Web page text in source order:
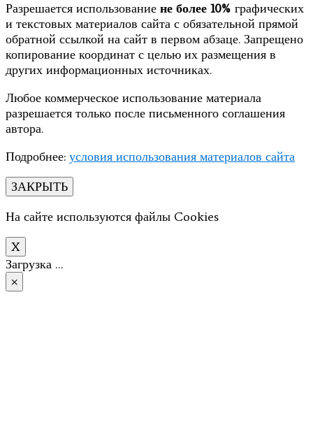
Разрешается использование не более 10% графических
и текстовых материалов сайта с обязательной прямой
обратной ссылкой на сайт в первом абзаце. Запрещено
копирование координат с целью их размещения в
других информационных источниках.
Любое коммерческое использование материала
разрешается только после письменного соглашения
автора.
Подробнее: условия использования материалов сайта
ЗАКРЫТЬ
На сайте используются файлы Cookies
X
Загрузка …
×